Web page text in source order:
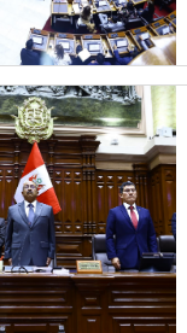
de los rehenes.
los 200 alumnos
una
proyectos de ley
las
Garcilaso de
de Ingeniería,
de Lima,